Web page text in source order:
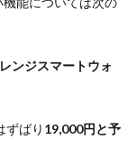
ンジスマートウォ
ずばり 19,000円と予